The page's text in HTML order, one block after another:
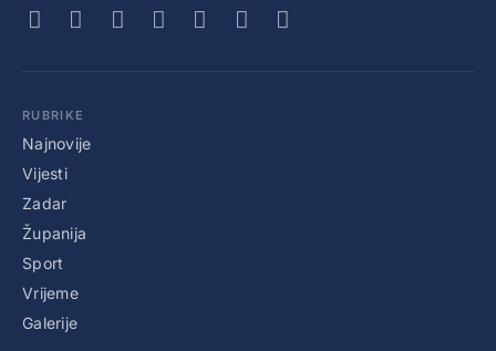
RUBRIKE
Najnovije
Vijesti
Zadar
Županija
Sport
Vrijeme
Galerije